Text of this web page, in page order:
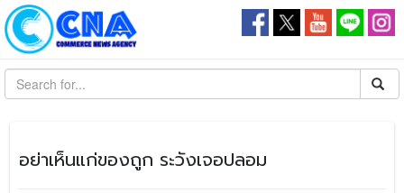
​อย่าเห็นแก่ของถูก ระวังเจอปลอม